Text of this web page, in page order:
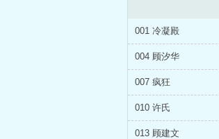
001 冷凝殿
004 顾汐华
007 疯狂
010 许氏
013 顾建文